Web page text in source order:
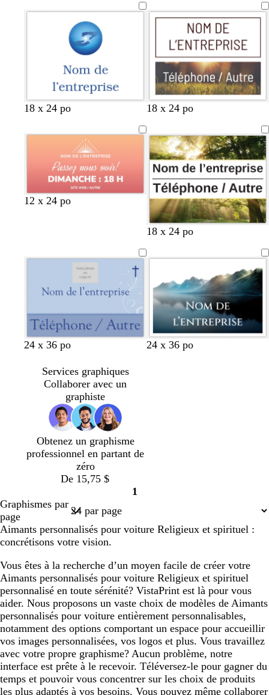
b
e
c
é
o
a
18 x 24 po 18 x 24 po
s
v
m
b
12 x 24 po
18 x 24 po
p
m
m
24 x 36 po 24 x 36 po
Services graphiques
Collaborer avec un
graphiste
Obtenez un graphisme
professionnel en partant de
zéro
De 15,75 $
Page
1
Graphismes par
page
Aimants personnalisés pour voiture Religieux et spirituel :
concrétisons votre vision.
Vous êtes à la recherche d’un moyen facile de créer votre
Aimants personnalisés pour voiture Religieux et spirituel
personnalisé en toute sérénité? VistaPrint est là pour vous
aider. Nous proposons un vaste choix de modèles de Aimants
personnalisés pour voiture entièrement personnalisables,
notamment des options comportant un espace pour accueillir
vos images personnalisées, vos logos et plus. Vous travaillez
avec votre propre graphisme? Aucun problème, notre
interface est prête à le recevoir. Téléversez-le pour gagner du
temps et pouvoir vous concentrer sur les choix de produits
les plus adaptés à vos besoins. Vous pouvez même collaborer